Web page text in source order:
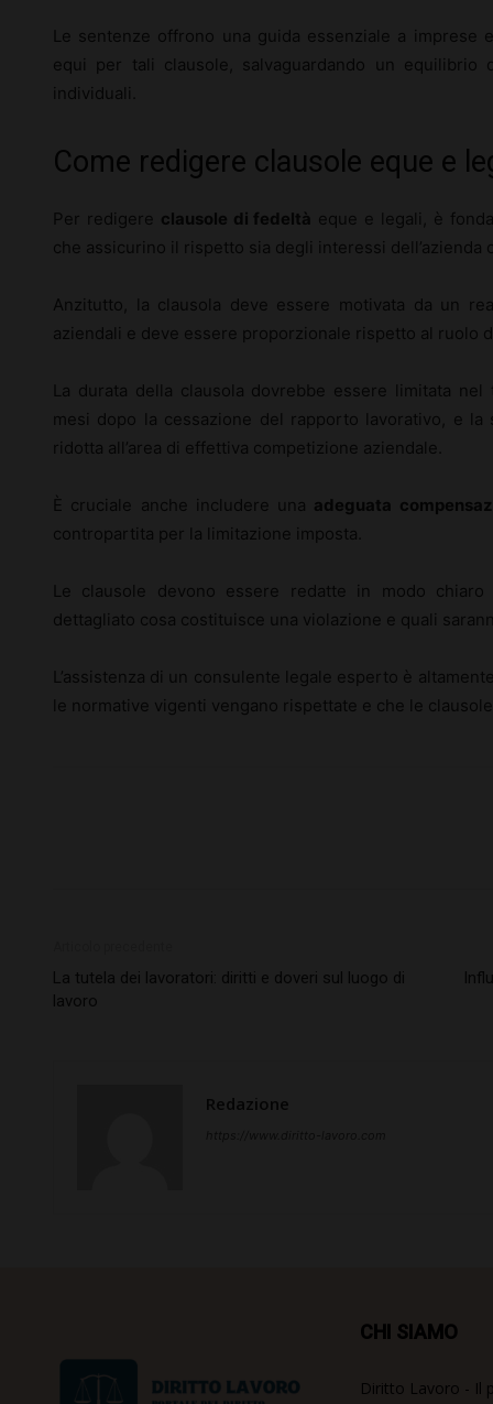
Le sentenze offrono una guida essenziale a
equi per tali clausole, salvaguardando un
individuali.
Come redigere clausole eque e
Per redigere clausole di fedeltà eque e legali, è
che assicurino il rispetto sia degli interessi
Anzitutto, la clausola deve essere motivata da un
aziendali e deve essere proporzionale rispetto al ruolo
La durata della clausola dovrebbe essere limitata
mesi dopo la cessazione del rapporto lavorativo, e
ridotta all’area di effettiva competizione aziendale.
È cruciale anche includere una adeguata
contropartita per la limitazione imposta.
Le clausole devono essere redatte in modo
dettagliato cosa costituisce una violazione e quali
L’assistenza di un consulente legale esperto è
le normative vigenti vengano rispettate e che le
La tutela dei lavoratori: diritti e doveri sul luogo di
lavoro
Redazione
CHI SIAMO
Diritto Lavoro - Il